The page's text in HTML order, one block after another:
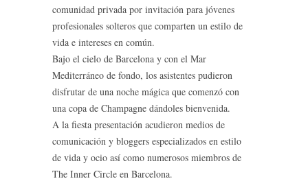
comunidad privada por invitación para jóvenes
profesionales solteros que comparten un estilo de
vida e intereses en común.
Bajo el cielo de Barcelona y con el Mar
Mediterráneo de fondo, los asistentes pudieron
disfrutar de una noche mágica que comenzó con
una copa de Champagne dándoles bienvenida.
A la fiesta presentación acudieron medios de
comunicación y bloggers especializados en estilo
de vida y ocio así como numerosos miembros de
The Inner Circle en Barcelona.